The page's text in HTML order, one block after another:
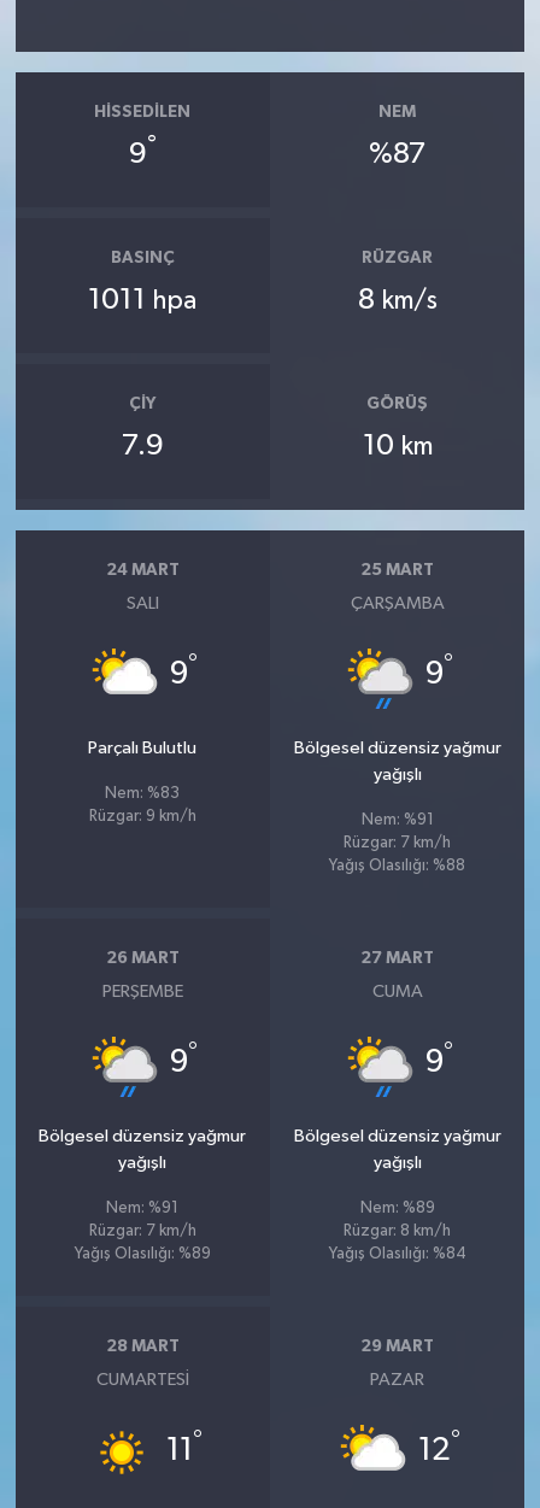
HISSEDILEN
9°
NEM
%87
BASINÇ
1011 hpa
RÜZGAR
8 km/s
ÇIY
7.9
GÖRÜŞ
10 km
24 MART
SALI
9°
Parçalı Bulutlu
Nem: %83
Rüzgar: 9 km/h
25 MART
ÇARŞAMBA
9°
Bölgesel düzensiz yağmur
yağışlı
Nem: %91
Rüzgar: 7 km/h
Yağış Olasılığı: %88
26 MART
PERŞEMBE
9°
Bölgesel düzensiz yağmur
yağışlı
Nem: %91
Rüzgar: 7 km/h
Yağış Olasılığı: %89
27 MART
CUMA
9°
Bölgesel düzensiz yağmur
yağışlı
Nem: %89
Rüzgar: 8 km/h
Yağış Olasılığı: %84
28 MART
CUMARTESI
11 °
29 MART
PAZAR
12°